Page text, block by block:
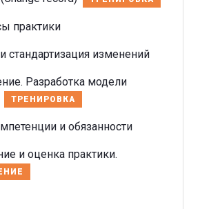
практики
стандартизация изменений
Разработка модели
ТРЕНИРОВКА
и обязанности
и оценка практики.